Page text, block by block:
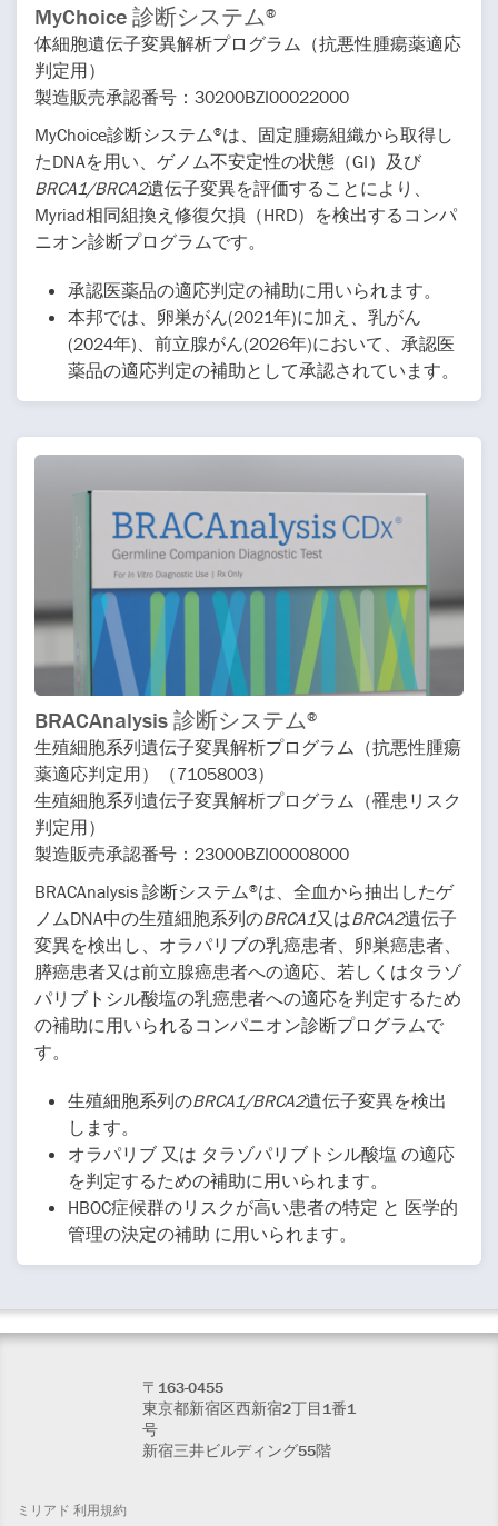
MyChoice 診断システム®
体細胞遺伝子変異解析プログラム（抗悪性腫瘍薬適応
判定用）
製造販売承認番号：30200BZI00022000
MyChoice診断システム®は、固定腫瘍組織から取得し
たDNAを用い、ゲノム不安定性の状態（GI）及び
BRCA1/BRCA2遺伝子変異を評価することにより、
Myriad相同組換え修復欠損（HRD）を検出するコンパ
ニオン診断プログラムです。
承認医薬品の適応判定の補助に用いられます。
本邦では、卵巣がん(2021年)に加え、乳がん
(2024年)、前立腺がん(2026年)において、承認医
薬品の適応判定の補助として承認されています。
BRACAnalysis 診断システム®
生殖細胞系列遺伝子変異解析プログラム（抗悪性腫瘍
薬適応判定用）（71058003）
生殖細胞系列遺伝子変異解析プログラム（罹患リスク
判定用）
製造販売承認番号：23000BZI00008000
BRACAnalysis 診断システム®は、全血から抽出したゲ
ノムDNA中の生殖細胞系列のBRCA1又はBRCA2遺伝子
変異を検出し、オラパリブの乳癌患者、卵巣癌患者、
膵癌患者又は前立腺癌患者への適応、若しくはタラゾ
パリブトシル酸塩の乳癌患者への適応を判定するため
の補助に用いられるコンパニオン診断プログラムで
す。
生殖細胞系列のBRCA1/BRCA2遺伝子変異を検出
します。
オラパリブ 又は タラゾパリブトシル酸塩 の適応
を判定するための補助に用いられます。
HBOC症候群のリスクが高い患者の特定 と 医学的
管理の決定の補助 に用いられます。
〒163-0455
東京都新宿区西新宿2丁目1番1
号
新宿三井ビルディング55階
ミリアド 利用規約